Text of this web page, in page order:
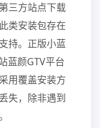
三方站点下载
类安装包存在
持。正版小蓝
蓝颜GTV平台
用覆盖安装方
失，除非遇到